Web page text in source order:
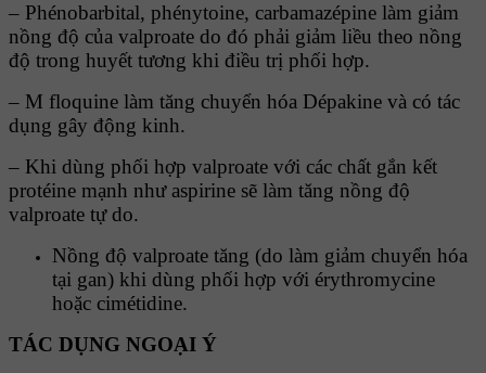
– Phénobarbital, phénytoine, carbamazépine làm giảm
nồng độ của valproate do đó phải giảm liều theo nồng
độ trong huyết tương khi điều trị phối hợp.
– M floquine làm tăng chuyển hóa Dépakine và có tác
dụng gây động kinh.
– Khi dùng phối hợp valproate với các chất gắn kết
protéine mạnh như aspirine sẽ làm tăng nồng độ
valproate tự do.
Nồng độ valproate tăng (do làm giảm chuyển hóa
tại gan) khi dùng phối hợp với érythromycine
hoặc cimétidine.
TÁC DỤNG NGOẠI Ý